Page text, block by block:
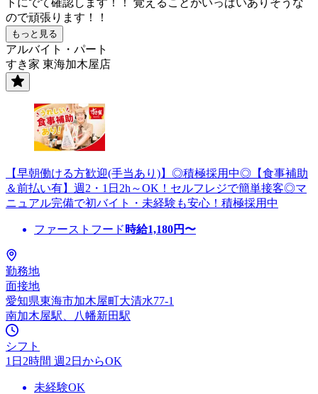
ので頑張ります！！
もっと見る
アルバイト・パート
すき家 東海加木屋店
【早朝働ける方歓迎(手当あり)】◎積極採用中◎【食事補助
＆前払い有】週2・1日2h～OK！セルフレジで簡単接客◎マ
ニュアル完備で初バイト・未経験も安心！積極採用中
ファーストフード 時給1,180円〜
勤務地
面接地
愛知県東海市加木屋町大清水77-1
南加木屋駅、八幡新田駅
シフト
1日2時間 週2日からOK
未経験OK